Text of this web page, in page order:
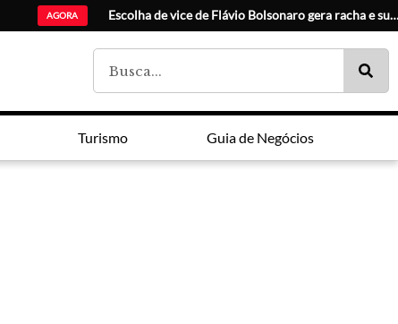
AGORA Ciudad del Este amplia malh
Turismo Guia de Negócios